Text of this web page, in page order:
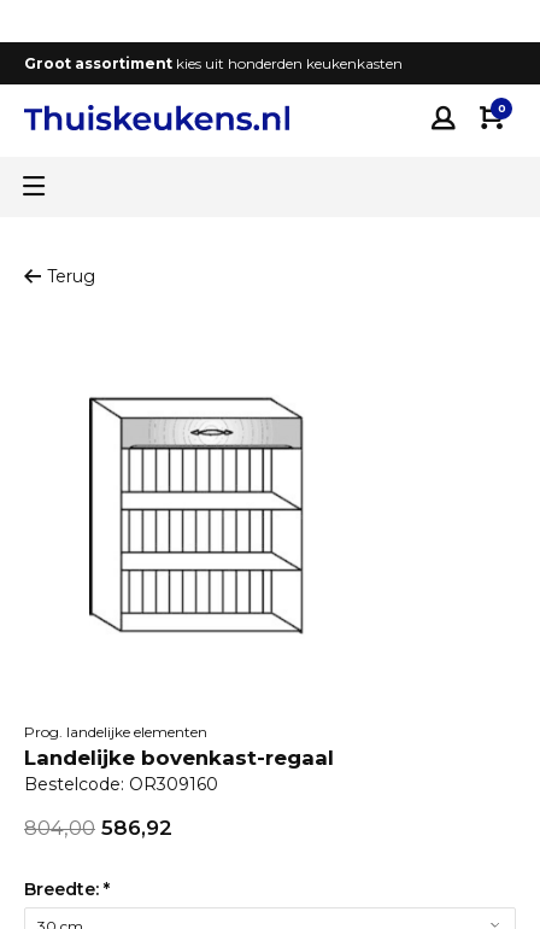
Groot assortiment kies uit honderden keukenkasten
0
Terug
Prog. landelijke elementen
Landelijke bovenkast-regaal
Bestelcode: OR309160
804,00 586,92
Breedte: *